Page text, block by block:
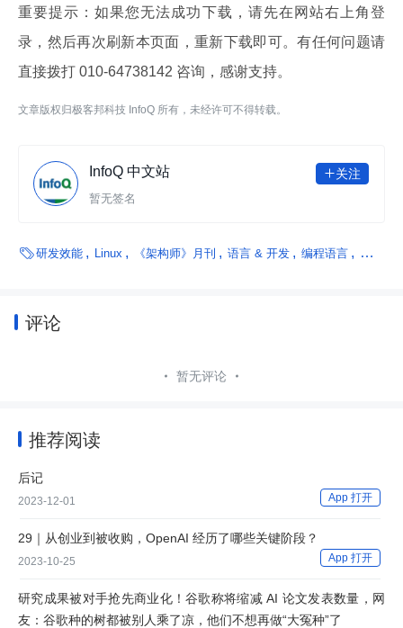
重要提示：如果您无法成功下载，请先在网站右上角登
录，然后再次刷新本页面，重新下载即可。有任何问题请
直接拨打 010-64738142 咨询，感谢支持。
文章版权归极客邦科技 InfoQ 所有，未经许可不得转载。
InfoQ 中文站 关注
暂无签名
研发效能 Linux 《架构师》月刊 语言 & 开发 编程语言 汽车
评论
暂无评论
推荐阅读
后记
2023-12-01 App 打开
29｜从创业到被收购，OpenAI 经历了哪些关键阶段？
2023-10-25 App 打开
研究成果被对手抢先商业化！谷歌称将缩减 AI 论文发表数量，网
友：谷歌种的树都被别人乘了凉，他们不想再做“大冤种”了